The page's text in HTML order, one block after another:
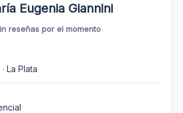
Eugenia Giannini
reseñas por el momento
La Plata